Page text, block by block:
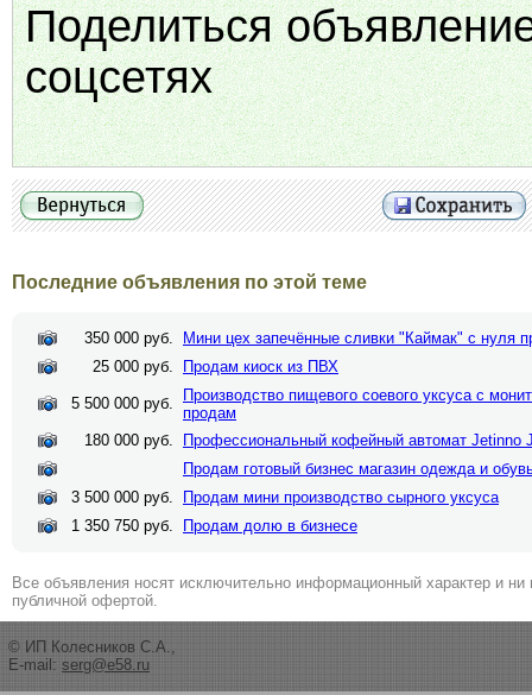
Поделиться
соцсетях
Последние объявления по этой теме
350 000 руб.
Мини цех запечённые сливки "Каймак" с нуля
25 000 руб.
Продам киоск из ПВХ
5 500 000 руб.
Производство пищевого соевого уксуса с
продам
180 000 руб.
Профессиональный кофейный автомат Jetinno
Продам готовый бизнес магазин одежда и
3 500 000 руб.
Продам мини производство сырного уксуса
1 350 750 руб.
Продам долю в бизнесе
Все объявления носят исключительно информационный характер и ни
публичной офертой.
© ИП Колесников С.А.,
E-mail: serg@e58.ru